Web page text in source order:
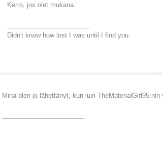
Kerro, jos olet mukana.
Didn't know how lost I was until I find you.
Minä olen jo lähettänyt, kun luin TheMaterialGirl95:nin